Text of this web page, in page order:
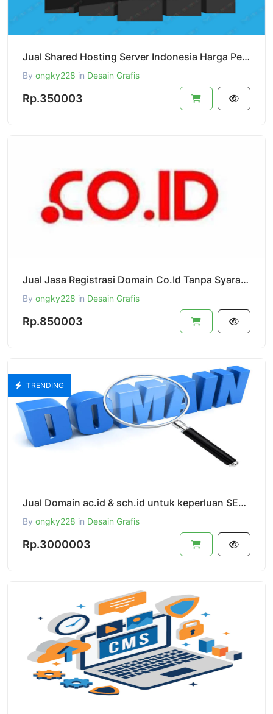
Jual Shared Hosting Server Indonesia Harga Perbulan
By ongky228 in Desain Grafis
Rp.350003
Jual Jasa Registrasi Domain Co.Id Tanpa Syarat Siap Pakai Full Kontrol Ke Klien Area Domain
By ongky228 in Desain Grafis
Rp.850003
TRENDING
Jual Domain ac.id & sch.id untuk keperluan SEO Full Kontrol Akses Ke Klien Area Domain
By ongky228 in Desain Grafis
Rp.3000003